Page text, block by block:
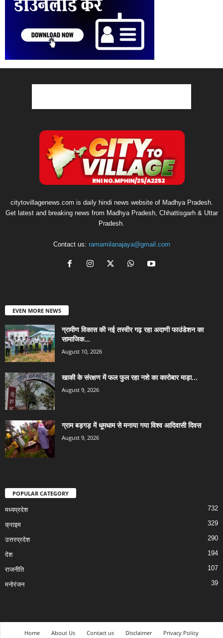
citytovillagenews.com is daily hindi news website of Madhya Pradesh.
Get latest and breaking news from Madhya Pradesh, Chhattisgarh & Uttar
Pradesh.
Contact us: ramamilanajaya@gmail.com
EVEN MORE NEWS
ग्रामीण विकास की नई तस्वीर गढ़ रहा अदाणी फाउंडेशन का
सामाजिक...
August 10, 2026
खाकी के संरक्षण में फल फुल रहा नशे का कारोबार माड़ा...
August 9, 2026
ग्राम बड़गड़ में धूमधाम से मनाया गया विश्व आदिवासी दिवस
August 9, 2026
POPULAR CATEGORY
मध्यप्रदेश 732
क्राइम 329
उत्तरप्रदेश 290
देश 194
राजनीति 107
मनोरंजन 39
Home About Us Contact us Disclaimer Privacy Policy